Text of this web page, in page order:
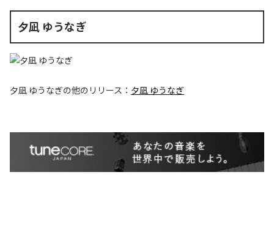
夕凪 ゆうなぎ
夕凪 ゆうなぎの他のリリース： 夕凪 ゆうなぎ